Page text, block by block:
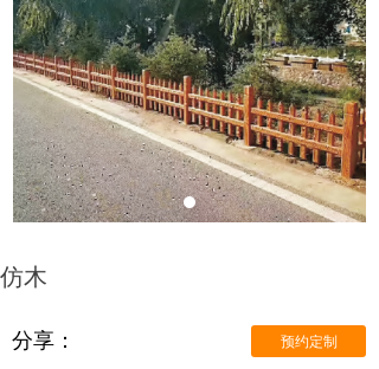
仿木
分享： 预约定制